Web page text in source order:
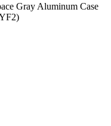
Gray Aluminum Case